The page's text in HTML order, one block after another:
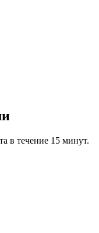
в течение 15 минут.